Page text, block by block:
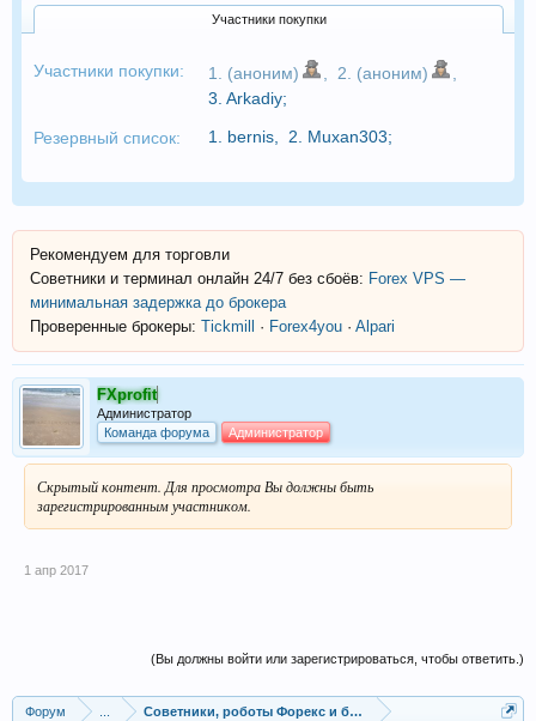
Участники покупки
Участники покупки: 1. (аноним) 2. (аноним)
3. Arkadiy;
Резервный список: 1. bernis 2. Muxan303;
Рекомендуем для торговли
Советники и терминал онлайн 24/7 без сбоёв: Forex VPS —
минимальная задержка до брокера
Проверенные брокеры: Tickmill · Forex4you · Alpari
FXprofit
Администратор
Команда форума
Администратор
Скрытый контент. Для просмотра Вы должны быть
зарегистрированным участником.
1 апр 2017
(Вы должны войти или зарегистрироваться, чтобы ответить.)
Форум Советники, роботы Форекс и бинарных опционов